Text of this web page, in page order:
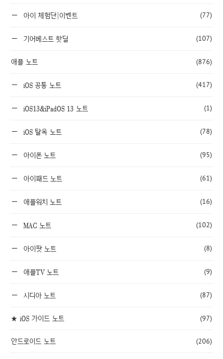
아이 체험단|이벤트 (77)
기어베스트 핫딜 (107)
애플 노트 (876)
iOS 공통 노트 (417)
iOS13&iPadOS 13 노트 (1)
iOS 탈옥 노트 (78)
아이폰 노트 (95)
아이패드 노트 (61)
애플워치 노트 (16)
MAC 노트 (102)
아이팟 노트 (8)
애플TV 노트 (9)
시디아 노트 (87)
★ iOS 가이드 노트 (97)
안드로이드 노트 (206)